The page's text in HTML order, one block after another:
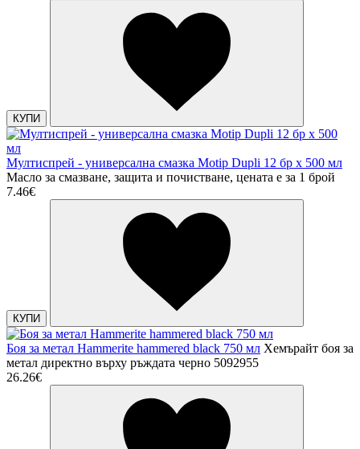
КУПИ
Мултиспрей - универсална смазка Motip Dupli 12 бр х 500 мл
Масло за смазване, защита и почистване, цената е за 1 брой
7.46€
КУПИ
Боя за метал Hammerite hammered black 750 мл Хемърайт боя за
метал директно върху ръждата черно 5092955
26.26€